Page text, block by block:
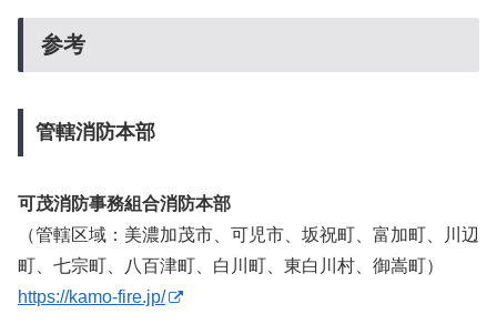
参考
管轄消防本部
可茂消防事務組合消防本部
（管轄区域：美濃加茂市、可児市、坂祝町、富加町、川辺
町、七宗町、八百津町、白川町、東白川村、御嵩町）
https://kamo-fire.jp/